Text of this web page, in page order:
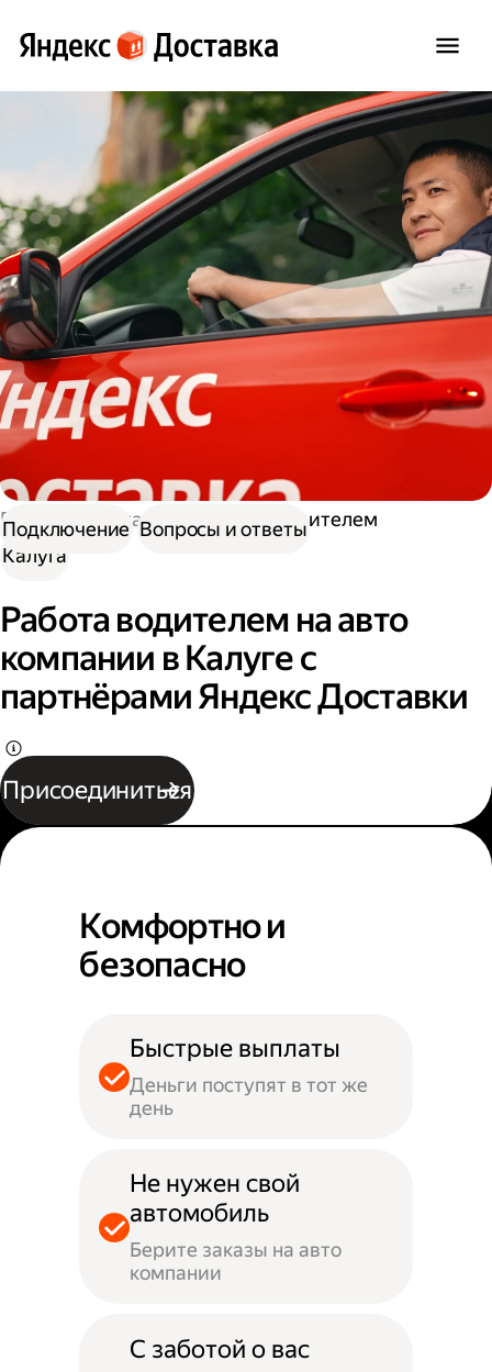
Работа в Доставке
Работа водителем
Калуга
Работа водителем на авто
компании в Калуге с
партнёрами Яндекс Доставки
Присоединиться
Подключение Вопросы и ответы
Комфортно и
безопасно
Быстрые выплаты
Деньги поступят в тот же
день
Не нужен свой
автомобиль
Берите заказы на авто
компании
С заботой о вас